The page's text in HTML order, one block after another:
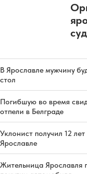
В Ярославле мужчину
стол
Погибшую во время
отпели в Белграде
Уклонист получил 12
Ярославле
Жительница Ярославля